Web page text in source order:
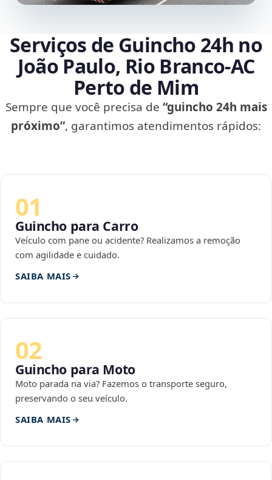
Serviços de Guincho 24h no
João Paulo, Rio Branco‑AC
Perto de Mim
Sempre que você precisa de “guincho 24h mais
próximo”, garantimos atendimentos rápidos:
01
Guincho para Carro
Veículo com pane ou acidente? Realizamos a remoção
com agilidade e cuidado.
SAIBA MAIS
02
Guincho para Moto
Moto parada na via? Fazemos o transporte seguro,
preservando o seu veículo.
SAIBA MAIS